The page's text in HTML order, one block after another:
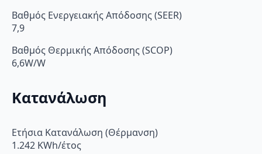
Βαθμός Ενεργειακής Απόδοσης (SEER)
7,9
Βαθμός Θερμικής Απόδοσης (SCOP)
6,6W/W
Κατανάλωση
Ετήσια Κατανάλωση (Θέρμανση)
1.242 KWh/έτος